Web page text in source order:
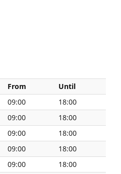
From
Until
09:00
18:00
09:00
18:00
09:00
18:00
09:00
18:00
09:00
18:00